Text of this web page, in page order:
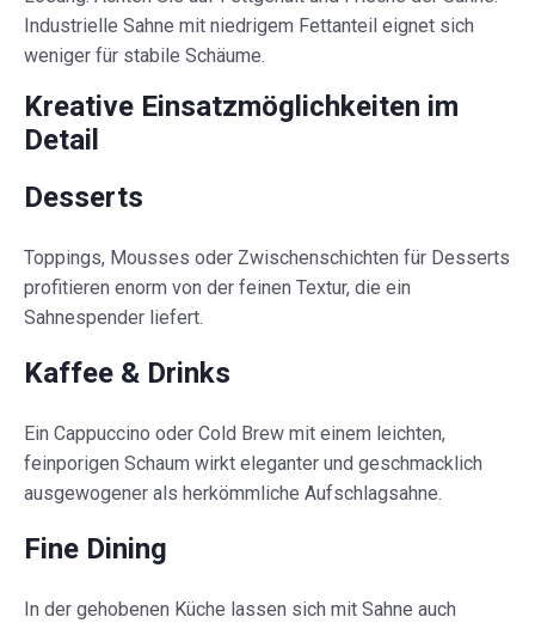
Industrielle Sahne mit niedrigem Fettanteil eignet sich
weniger für stabile Schäume.
Kreative Einsatzmöglichkeiten im
Detail
Desserts
Toppings, Mousses oder Zwischenschichten für Desserts
profitieren enorm von der feinen Textur, die ein
Sahnespender liefert.
Kaffee & Drinks
Ein Cappuccino oder Cold Brew mit einem leichten,
feinporigen Schaum wirkt eleganter und geschmacklich
ausgewogener als herkömmliche Aufschlagsahne.
Fine Dining
In der gehobenen Küche lassen sich mit Sahne auch